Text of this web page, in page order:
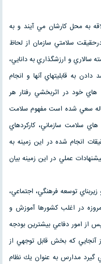
به محل كارشان مي آيند و به
سلامتي سازمان از لحاظ
سالاري و ارزشگذاري به دانايي،
به قابليتهاي آنها و انجام
خود در اثربخشي رفتار هر
سعي شده است مفهوم سلامت
هاي سلامت سازماني، كاركردهاي
انجام شده در اين زمينه به
عملي در اين زمينه بيان
توسعه فرهنگي، اجتماعي،
در اغلب كشورها آموزش و
امور دفاعي بيشترين بودجه
كه بخش قابل توجهي از
مدارس به عنوان يك نظام